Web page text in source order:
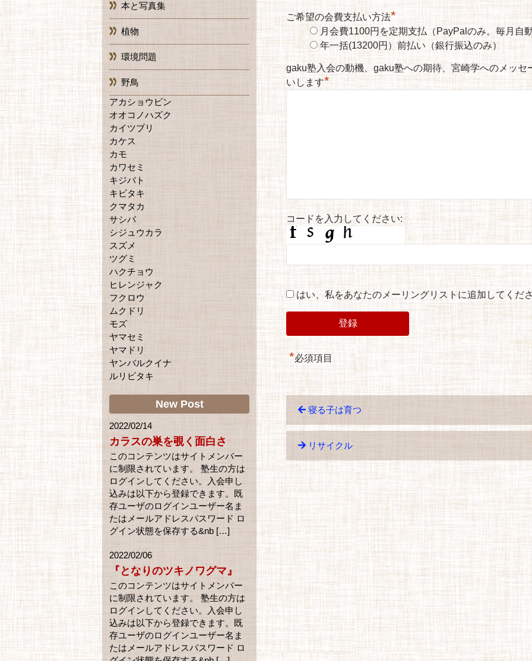
ご希望の会費支払い方法*
月会費1100円を定期支払（PayPalのみ。毎月自
年一括(13200円）前払い（銀行振込のみ）
gaku塾入会の動機、gaku塾への期待、宮崎学へのメッセ
いします*
コードを入力してください:
はい、私をあなたのメーリングリストに追加してくだ
*必須項目
寝る子は育つ
リサイクル
本と写真集
植物
環境問題
野鳥
アカショウビン
オオコノハズク
カイツブリ
カケス
カモ
カワセミ
キジバト
キビタキ
クマタカ
サシバ
シジュウカラ
スズメ
ツグミ
ハクチョウ
ヒレンジャク
フクロウ
ムクドリ
モズ
ヤマセミ
ヤマドリ
ヤンバルクイナ
ルリビタキ
New Post
2022/02/14
カラスの巣を覗く面白さ
このコンテンツはサイトメンバー
に制限されています。 塾生の方は
ログインしてください。入会申し
込みは以下から登録できます。既
存ユーザのログインユーザー名ま
たはメールアドレスパスワード ロ
グイン状態を保存する&nb […]
2022/02/06
『となりのツキノワグマ』
このコンテンツはサイトメンバー
に制限されています。 塾生の方は
ログインしてください。入会申し
込みは以下から登録できます。既
存ユーザのログインユーザー名ま
たはメールアドレスパスワード ロ